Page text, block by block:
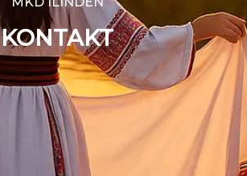
KONTAKT